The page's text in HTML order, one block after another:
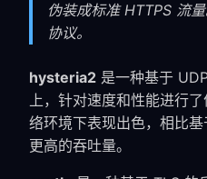
伪装成标准 HTTPS 流
协议。
hysteria2 是一种基于
上，针对速度和性能进行
络环境下表现出色，相比
更高的吞吐量。